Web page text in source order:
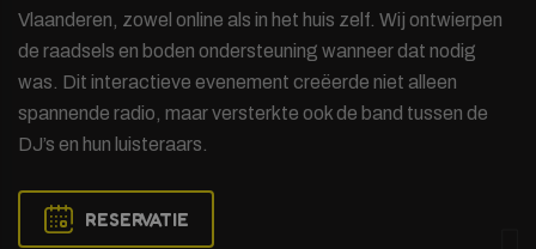
Vlaanderen, zowel online als in het huis zelf. Wij ontwierpen
de raadsels en boden ondersteuning wanneer dat nodig
was. Dit interactieve evenement creëerde niet alleen
spannende radio, maar versterkte ook de band tussen de
DJ’s en hun luisteraars.
RESERVATIE